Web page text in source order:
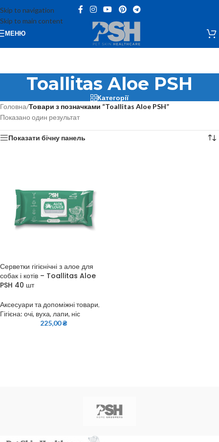
Skip to navigation
Skip to main content
МЕНЮ
Toallitas Aloe PSH
Категорії
Головна/Товари з позначками “Toallitas Aloe PSH”
Показано один результат
Показати бічну панель
Серветки гігієнічні з алое для
собак і котів – Toallitas Aloe
PSH 40 шт
Аксесуари та допоміжні товари,
Гігієна: очі, вуха, лапи, ніс
225,00₴